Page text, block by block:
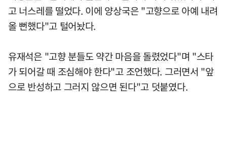
고 너스레를 떨었다. 이에 양상국은 "고향으로 아예 내려
올 뻔했다"고 털어놨다.
유재석은 "고향 분들도 약간 마음을 돌렸었다"며 "스타
가 되어갈 때 조심해야 한다"고 조언했다. 그러면서 "앞
으로 반성하고 그러지 않으면 된다"고 덧붙였다.